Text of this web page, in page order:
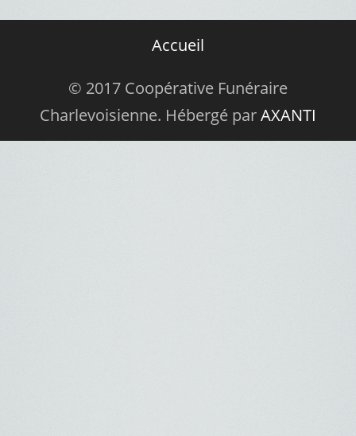
Accueil
© 2017 Coopérative Funéraire
Charlevoisienne. Hébergé parAXANTI